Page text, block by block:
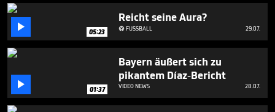
 05:23
Reicht seine Aura?
FUSSBALL 29.07.
 01:37
Bayern äußert sich zu
pikantem Díaz-Bericht
VIDEO NEWS 28.07.